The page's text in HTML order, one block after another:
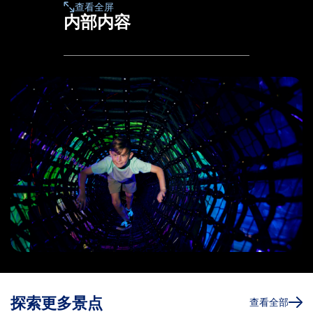
内部内容
查看全屏
探索更多景点 查看全部